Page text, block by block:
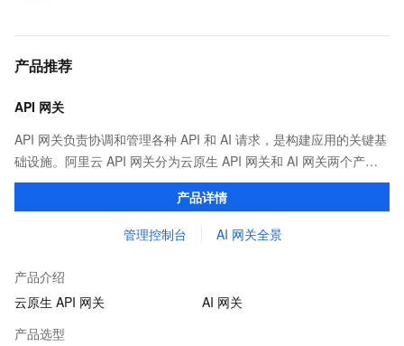
产品推荐
API 网关
API 网关负责协调和管理各种 API 和 AI 请求，是构建应用的关键基
础设施。阿里云 API 网关分为云原生 API 网关和 AI 网关两个产
品。
产品详情
管理控制台 AI 网关全景
产品介绍
云原生 API 网关
AI 网关
产品选型